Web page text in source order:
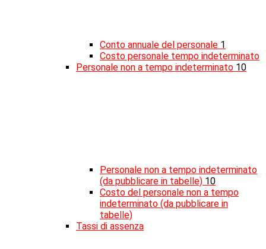
Conto annuale del personale 1
Costo personale tempo indeterminato
Personale non a tempo indeterminato 10
Personale non a tempo indeterminato
(da pubblicare in tabelle) 10
Costo del personale non a tempo
indeterminato (da pubblicare in
tabelle)
Tassi di assenza